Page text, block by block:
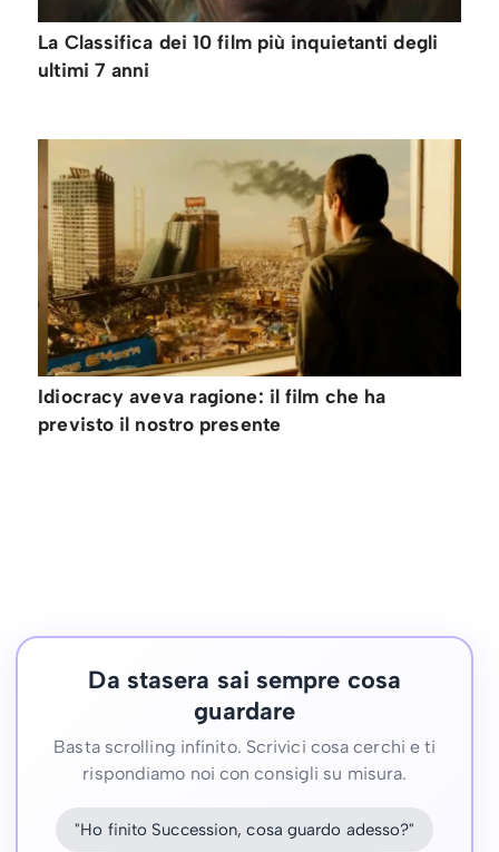
La Classifica dei 10 film più inquietanti degli
ultimi 7 anni
Idiocracy aveva ragione: il film che ha
previsto il nostro presente
Da stasera sai sempre cosa
guardare
Basta scrolling infinito. Scrivici cosa cerchi e ti
rispondiamo noi con consigli su misura.
"Ho finito Succession, cosa guardo adesso?"